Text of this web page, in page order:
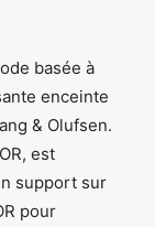
basée à
enceinte
& Olufsen.
est
support sur
pour